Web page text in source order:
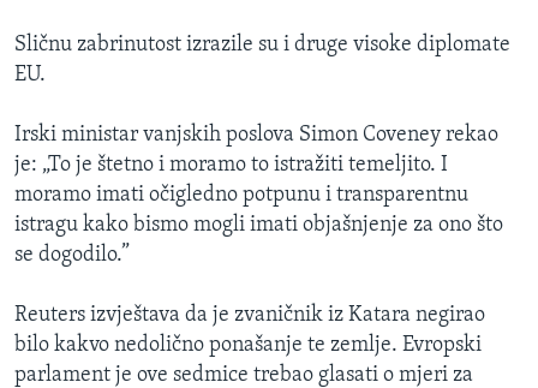
Sličnu zabrinutost izrazile su i druge visoke diplomate
EU.
Irski ministar vanjskih poslova Simon Coveney rekao
je: „To je štetno i moramo to istražiti temeljito. I
moramo imati očigledno potpunu i transparentnu
istragu kako bismo mogli imati objašnjenje za ono što
se dogodilo.”
Reuters izvještava da je zvaničnik iz Katara negirao
bilo kakvo nedolično ponašanje te zemlje. Evropski
parlament je ove sedmice trebao glasati o mjeri za